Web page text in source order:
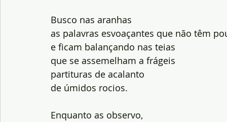
Busco nas aranhas
as palavras esvoaçantes que não têm
e ficam balançando nas teias
que se assemelham a frágeis
partituras de acalanto
de úmidos rocios.
Enquanto as observo,